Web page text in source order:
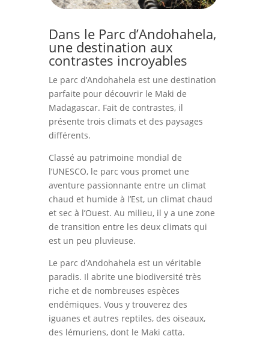
Dans le Parc d’Andohahela,
une destination aux
contrastes incroyables
Le parc d’Andohahela est une destination
parfaite pour découvrir le Maki de
Madagascar. Fait de contrastes, il
présente trois climats et des paysages
différents.
Classé au patrimoine mondial de
l’UNESCO, le parc vous promet une
aventure passionnante entre un climat
chaud et humide à l’Est, un climat chaud
et sec à l’Ouest. Au milieu, il y a une zone
de transition entre les deux climats qui
est un peu pluvieuse.
Le parc d’Andohahela est un véritable
paradis. Il abrite une biodiversité très
riche et de nombreuses espèces
endémiques. Vous y trouverez des
iguanes et autres reptiles, des oiseaux,
des lémuriens, dont le Maki catta.